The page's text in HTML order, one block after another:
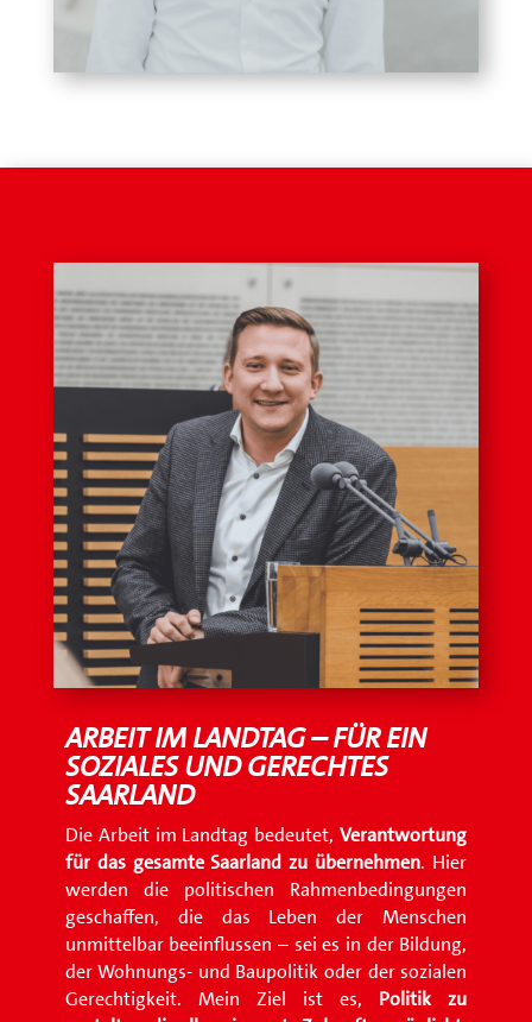
ARBEIT IM LANDTAG – FÜR EIN
SOZIALES UND GERECHTES
SAARLAND
Die Arbeit im Landtag bedeutet,Verantwortung
für das gesamte Saarland zu übernehmen. Hier
werden die politischen Rahmenbedingungen
geschaffen, die das Leben der Menschen
unmittelbar beeinflussen – sei es in der Bildung,
der Wohnungs- und Baupolitik oder der sozialen
Gerechtigkeit. Mein Ziel ist es, Politik zu